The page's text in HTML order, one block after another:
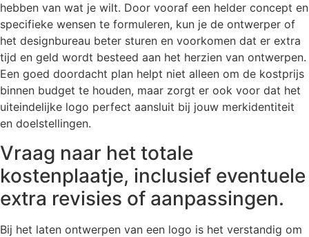
hebben van wat je wilt. Door vooraf een helder concept en
specifieke wensen te formuleren, kun je de ontwerper of
het designbureau beter sturen en voorkomen dat er extra
tijd en geld wordt besteed aan het herzien van ontwerpen.
Een goed doordacht plan helpt niet alleen om de kostprijs
binnen budget te houden, maar zorgt er ook voor dat het
uiteindelijke logo perfect aansluit bij jouw merkidentiteit
en doelstellingen.
Vraag naar het totale
kostenplaatje, inclusief eventuele
extra revisies of aanpassingen.
Bij het laten ontwerpen van een logo is het verstandig om